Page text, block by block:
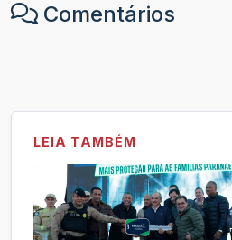
Comentários
LEIA TAMBÉM